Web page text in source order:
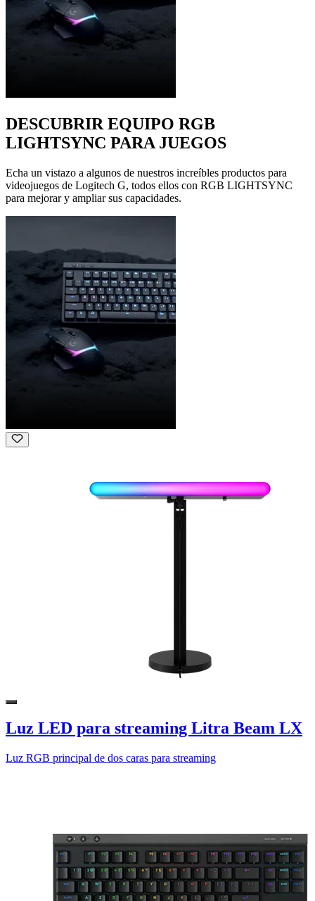
DESCUBRIR EQUIPO RGB
LIGHTSYNC PARA JUEGOS
Echa un vistazo a algunos de nuestros increíbles productos para
videojuegos de Logitech G, todos ellos con RGB LIGHTSYNC
para mejorar y ampliar sus capacidades.
Luz LED para streaming Litra Beam LX
Luz RGB principal de dos caras para streaming